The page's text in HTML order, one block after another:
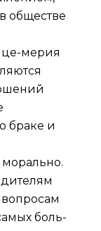
обществе
мерия
браке и
боль-